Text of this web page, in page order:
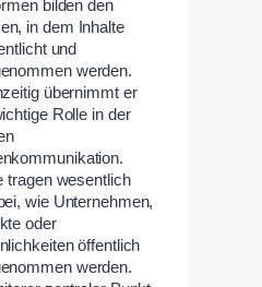
bilden den
in dem Inhalte
und
werden.
übernimmt er
Rolle in der
tragen wesentlich
wie Unternehmen,
oder
öffentlich
werden.